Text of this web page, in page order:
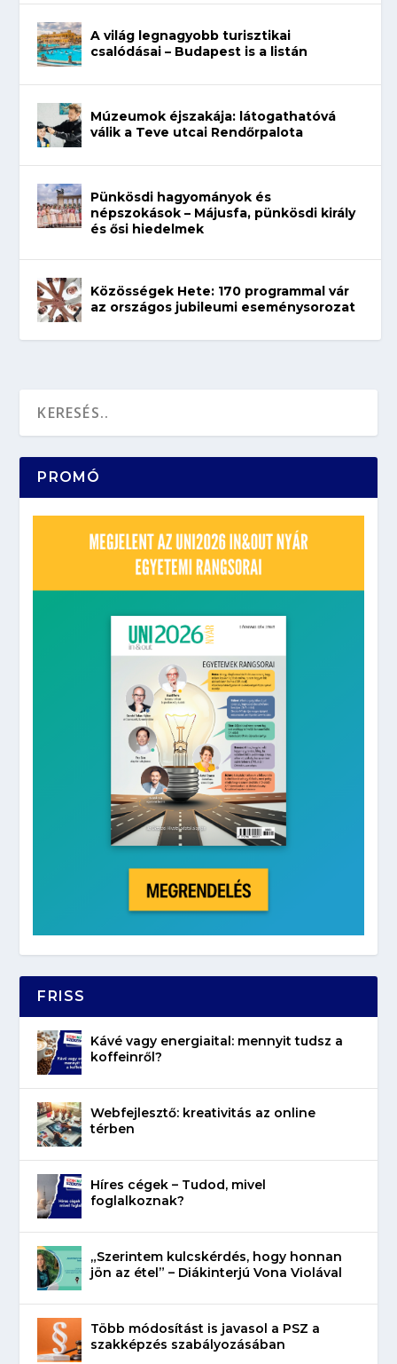
A világ legnagyobb turisztikai
csalódásai – Budapest is a listán
Múzeumok éjszakája: látogathatóvá
válik a Teve utcai Rendőrpalota
Pünkösdi hagyományok és
népszokások – Májusfa, pünkösdi király
és ősi hiedelmek
Közösségek Hete: 170 programmal vár
az országos jubileumi eseménysorozat
PROMÓ
FRISS
Kávé vagy energiaital: mennyit tudsz a
koffeinről?
Webfejlesztő: kreativitás az online
térben
Híres cégek – Tudod, mivel
foglalkoznak?
„Szerintem kulcskérdés, hogy honnan
jön az étel” – Diákinterjú Vona Violával
Több módosítást is javasol a PSZ a
szakképzés szabályozásában